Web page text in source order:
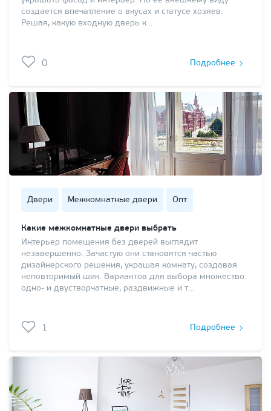
создается впечатление о вкусах и статусе хозяев.
Решая, какую входную дверь к…
0 Подробнее
Двери Межкомнатные двери Опт
Какие межкомнатные двери выбрать
Интерьер помещения без дверей выглядит
незавершенно. Зачастую они становятся частью
дизайнерского решения, украшая комнату, создавая
неповторимый шик. Вариантов для выбора множество:
одно- и двустворчатные, раздвижные и т…
1 Подробнее